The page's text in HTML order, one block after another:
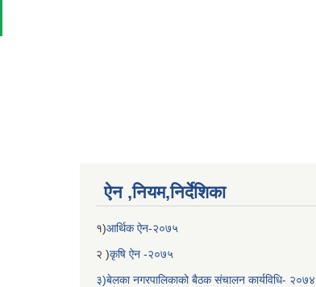
ऐन ,नियम,निर्देशिका
१)आर्थिक ऐन-२०७५
२ )कृषि ऐन -२०७५
३)बेलका नगरपालिकाको बैठक संचालन कार्यविधि- २०७४